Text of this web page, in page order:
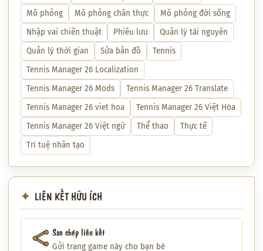
Mô phỏng
Mô phỏng chân thực
Mô phỏng đời sống
Nhập vai chiến thuật
Phiêu lưu
Quản lý tài nguyên
Quản lý thời gian
Sửa bản đồ
Tennis
Tennis Manager 26 Localization
Tennis Manager 26 Mods
Tennis Manager 26 Translate
Tennis Manager 26 viet hoa
Tennis Manager 26 Việt Hóa
Tennis Manager 26 Việt ngữ
Thể thao
Thực tế
Trí tuệ nhân tạo
LIÊN KẾT HỮU ÍCH
Sao chép liên kết
Gửi trang game này cho bạn bè